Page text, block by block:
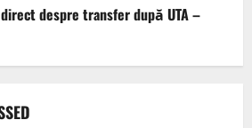
despre transfer după UTA –